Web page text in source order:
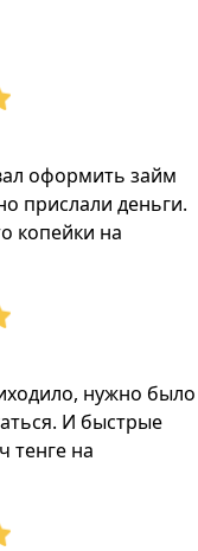
оформить займ
прислали деньги.
копейки на
нужно было
И быстрые
тенге на